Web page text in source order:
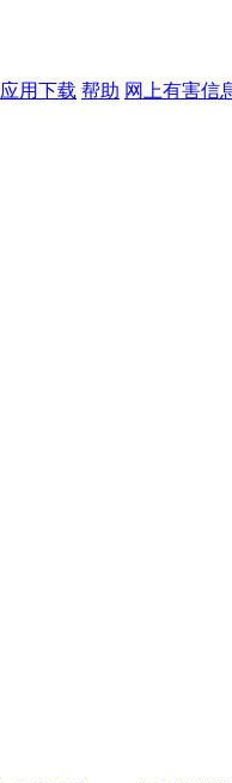
应用下载 帮助 网上有害信